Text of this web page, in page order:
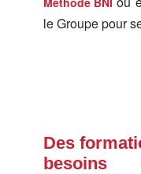
le Groupe pour
Des
besoins